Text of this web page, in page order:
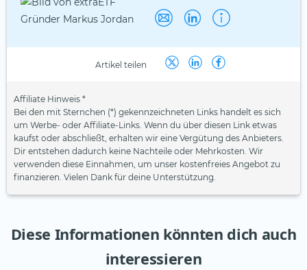
Artikel teilen
Affiliate Hinweis *
Bei den mit Sternchen (*) gekennzeichneten Links handelt es sich
um Werbe- oder Affiliate-Links. Wenn du über diesen Link etwas
kaufst oder abschließt, erhalten wir eine Vergütung des Anbieters.
Dir entstehen dadurch keine Nachteile oder Mehrkosten. Wir
verwenden diese Einnahmen, um unser kostenfreies Angebot zu
finanzieren. Vielen Dank für deine Unterstützung.
Diese Informationen könnten dich auch
interessieren